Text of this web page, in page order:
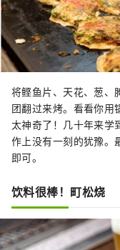
将鲣鱼片、天花、葱、
团翻过来烤。看看你用
太神奇了！几十年来学
作上没有一刻的犹豫。
即可。
饮料很棒！町松烧